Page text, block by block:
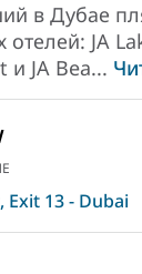
в Дубае
отелей: JA
и JA Bea...
Exit 13 - Dubai